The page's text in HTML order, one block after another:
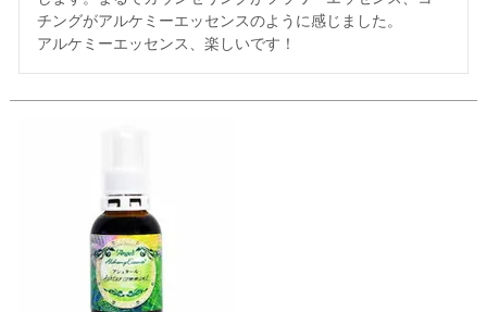
チングがアルケミーエッセンスのように感じました。
アルケミーエッセンス、楽しいです！